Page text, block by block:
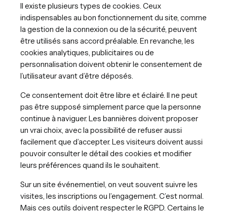
Il existe plusieurs types de cookies. Ceux
indispensables au bon fonctionnement du site, comme
la gestion de la connexion ou de la sécurité, peuvent
être utilisés sans accord préalable. En revanche, les
cookies analytiques, publicitaires ou de
personnalisation doivent obtenir le consentement de
l’utilisateur avant d’être déposés.
Ce consentement doit être libre et éclairé. Il ne peut
pas être supposé simplement parce que la personne
continue à naviguer. Les bannières doivent proposer
un vrai choix, avec la possibilité de refuser aussi
facilement que d’accepter. Les visiteurs doivent aussi
pouvoir consulter le détail des cookies et modifier
leurs préférences quand ils le souhaitent.
Sur un site événementiel, on veut souvent suivre les
visites, les inscriptions ou l’engagement. C’est normal.
Mais ces outils doivent respecter le RGPD. Certains le